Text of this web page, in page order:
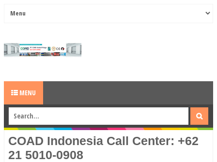
MENU
COAD Indonesia Call Center: +62
21 5010-0908